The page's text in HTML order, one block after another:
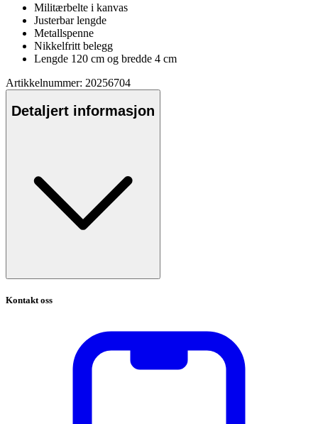
Militærbelte i kanvas
Justerbar lengde
Metallspenne
Nikkelfritt belegg
Lengde 120 cm og bredde 4 cm
Artikkelnummer: 20256704
Detaljert informasjon
Kontakt oss